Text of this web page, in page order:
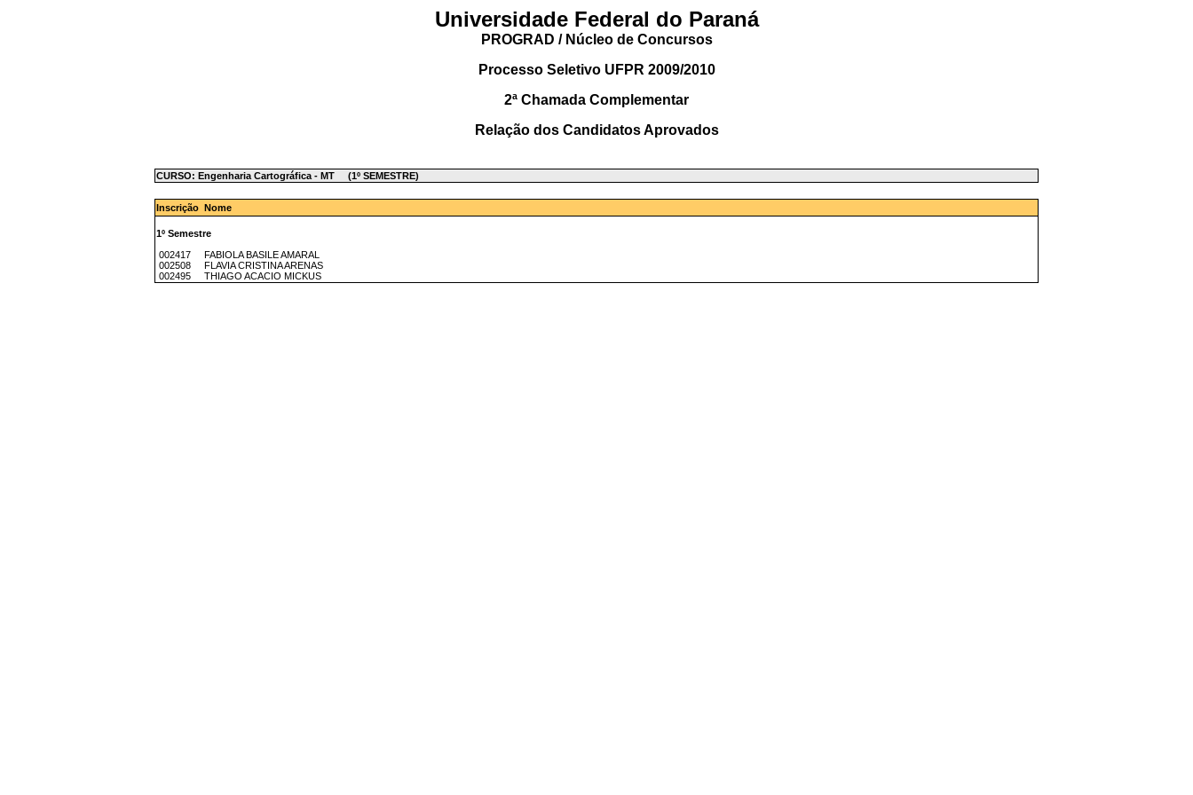
Universidade Federal do Paraná
PROGRAD / Núcleo de Concursos
Processo Seletivo UFPR 2009/2010
2ª Chamada Complementar
Relação dos Candidatos Aprovados
CURSO: Engenharia Cartográfica - MT (1º SEMESTRE)
Inscrição Nome
1º Semestre
002417 FABIOLA BASILE AMARAL
002508 FLAVIA CRISTINA ARENAS
002495 THIAGO ACACIO MICKUS